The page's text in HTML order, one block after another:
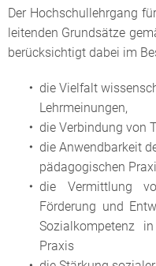
Der Hochschullehrgang
leitenden Grundsätze
berücksichtigt dabei im
die Vielfalt
Lehrmeinungen,
die Verbindung von
die Anwendbarkeit
pädagogischen
die Vermittlung
Förderung und
Sozialkompetenz
Praxis